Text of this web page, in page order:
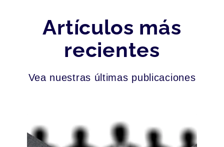
Artículos más
recientes
Vea nuestras últimas publicaciones